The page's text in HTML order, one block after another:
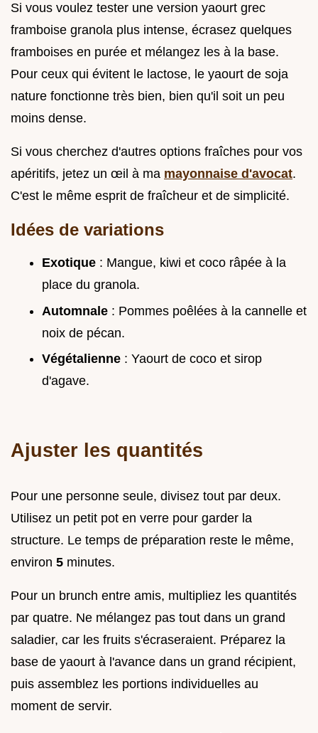
Si vous voulez tester une version yaourt grec
framboise granola plus intense, écrasez quelques
framboises en purée et mélangez les à la base.
Pour ceux qui évitent le lactose, le yaourt de soja
nature fonctionne très bien, bien qu'il soit un peu
moins dense.
Si vous cherchez d'autres options fraîches pour vos
apéritifs, jetez un œil à ma mayonnaise d'avocat.
C'est le même esprit de fraîcheur et de simplicité.
Idées de variations
Exotique : Mangue, kiwi et coco râpée à la
place du granola.
Automnale : Pommes poêlées à la cannelle et
noix de pécan.
Végétalienne : Yaourt de coco et sirop
d'agave.
Ajuster les quantités
Pour une personne seule, divisez tout par deux.
Utilisez un petit pot en verre pour garder la
structure. Le temps de préparation reste le même,
environ 5 minutes.
Pour un brunch entre amis, multipliez les quantités
par quatre. Ne mélangez pas tout dans un grand
saladier, car les fruits s'écraseraient. Préparez la
base de yaourt à l'avance dans un grand récipient,
puis assemblez les portions individuelles au
moment de servir.